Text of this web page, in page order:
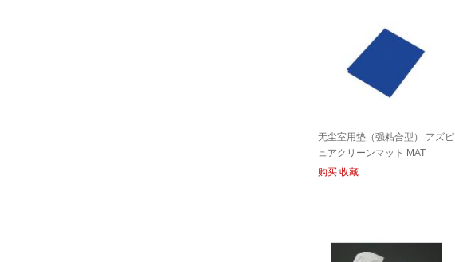
无尘室用垫（强粘合型） アズピ
ュアクリーンマット MAT
购买 收藏